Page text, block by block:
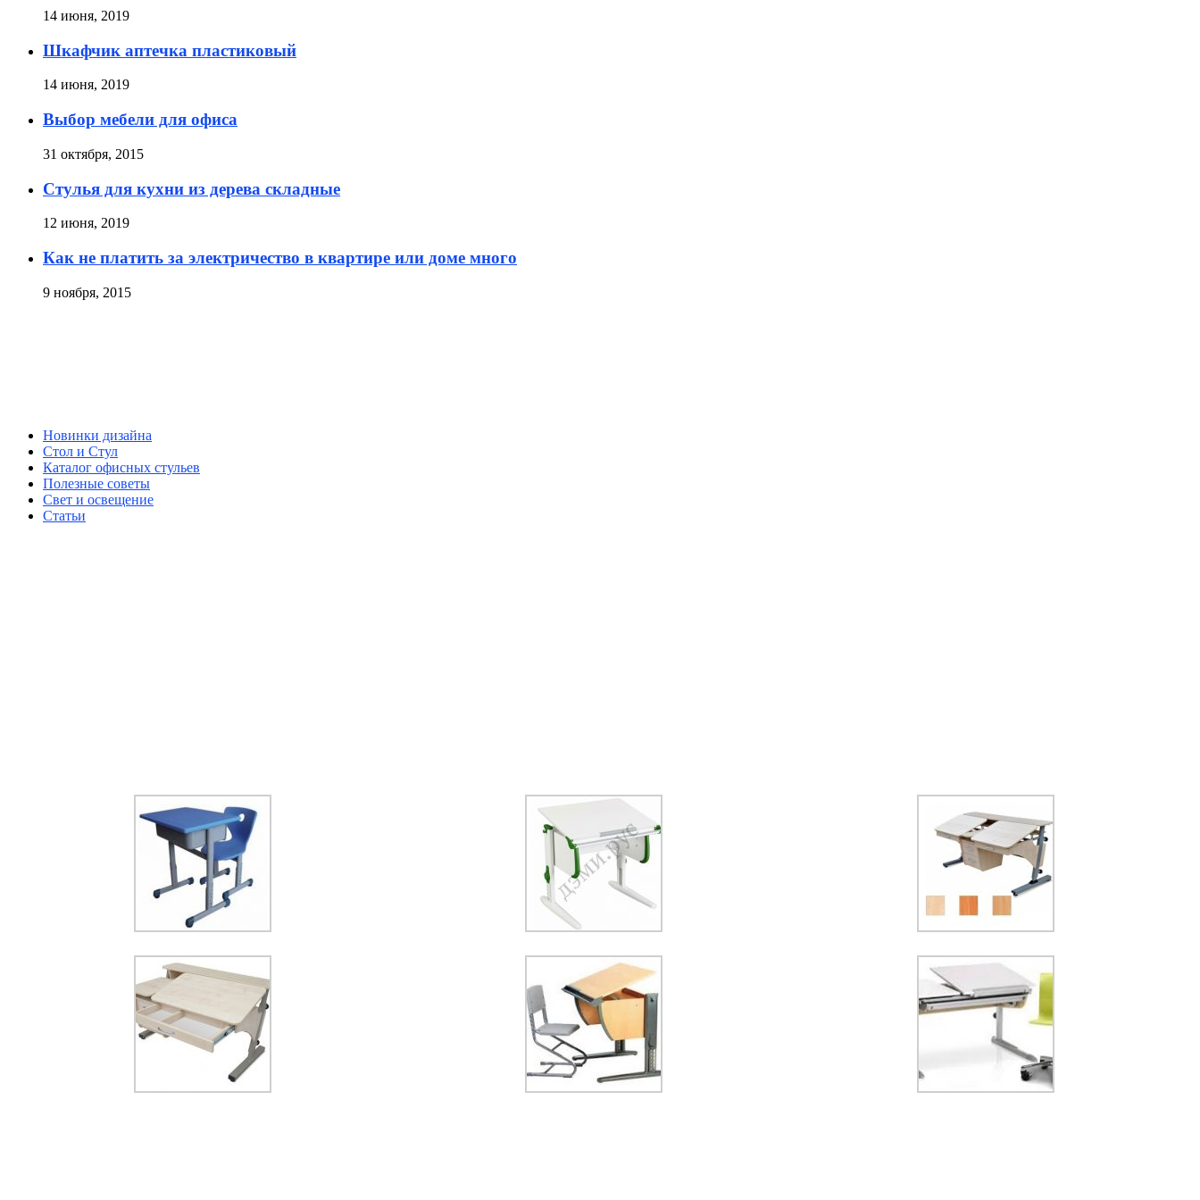
14 июня, 2019
Шкафчик аптечка пластиковый
14 июня, 2019
Выбор мебели для офиса
31 октября, 2015
Стулья для кухни из дерева складные
12 июня, 2019
Как не платить за электричество в квартире или доме много
9 ноября, 2015
Новинки дизайна
Стол и Стул
Каталог офисных стульев
Полезные советы
Свет и освещение
Статьи